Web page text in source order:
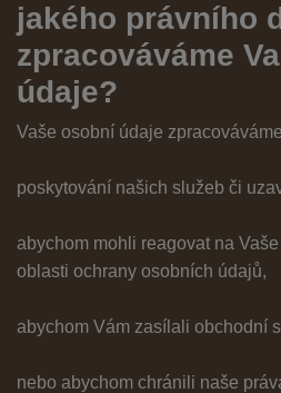
jakého právního
zpracováváme
údaje?
Vaše osobní údaje
poskytování našich služeb či
abychom mohli reagovat na
oblasti ochrany osobních údajů,
abychom Vám zasílali obchodní
nebo abychom chránili naše